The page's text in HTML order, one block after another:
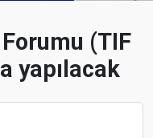
(TIF
yapılacak